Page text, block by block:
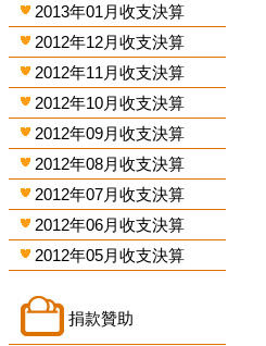
2013年01月收支決算
2012年12月收支決算
2012年11月收支決算
2012年10月收支決算
2012年09月收支決算
2012年08月收支決算
2012年07月收支決算
2012年06月收支決算
2012年05月收支決算
捐款贊助